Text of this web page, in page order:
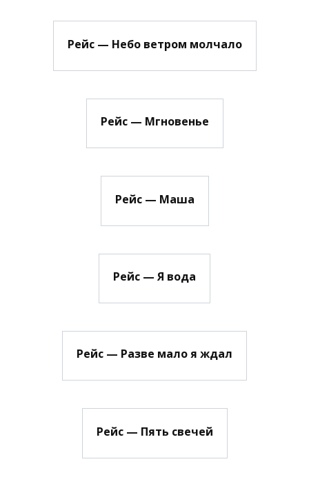
Рейс — Небо ветром молчало
Рейс — Мгновенье
Рейс — Маша
Рейс — Я вода
Рейс — Разве мало я ждал
Рейс — Пять свечей